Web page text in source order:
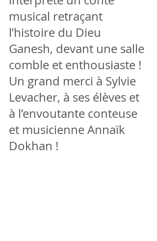
musical retraçant
l’histoire du Dieu
Ganesh, devant une salle
comble et enthousiaste !
Un grand merci à Sylvie
Levacher, à ses élèves et
à l’envoutante conteuse
et musicienne Annaïk
Dokhan !